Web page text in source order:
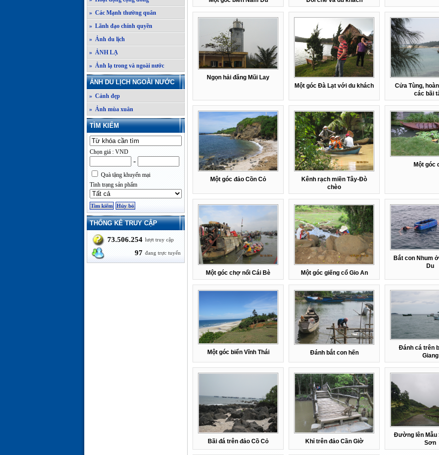
» Các Mạnh thường quân
» Lãnh đạo chính quyền
» Ảnh du lịch
» ẢNH LẠ
» Ảnh lạ trong và ngoài nước
ẢNH DU LỊCH NGOÀI NƯỚC
» Cảnh đẹp
» Ảnh mùa xuân
TÌM KIẾM
Chọn giá : VND
-
Quà tặng khuyến mại
Tình trạng sản phẩm
THỐNG KÊ TRUY CẬP
73.506.254 lượt truy cập
97 đang trực tuyến
Ngọn hải đăng Mũi Lay
Một góc Đà Lạt với du khách
Cửa Tùng,
các bãi
Một góc đảo Cồn Cỏ
Kênh rạch miền Tây-Đò
chèo
Một góc
Một góc chợ nổi Cái Bè Một góc giếng cổ Gio An
Bắt con Nhum
Du
Một góc biển Vĩnh Thái Đánh bắt con hến
Đánh cá trên
Giang
Bãi đá trên đảo Cồ Cỏ Khỉ trên đảo Cần Giờ
Đường lên Mẫu
Sơn